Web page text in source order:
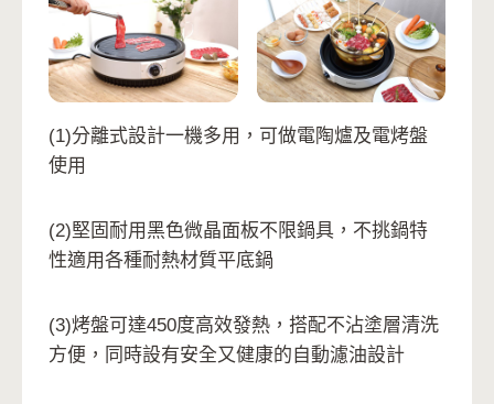
(1)分離式設計一機多用，可做電陶爐及電烤盤
使用
(2)堅固耐用黑色微晶面板不限鍋具，不挑鍋特
性適用各種耐熱材質平底鍋
(3)烤盤可達450度高效發熱，搭配不沾塗層清洗
方便，同時設有安全又健康的自動濾油設計